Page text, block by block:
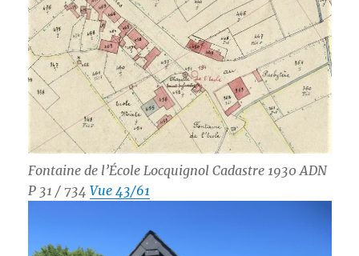
Fontaine de l’École Locquignol Cadastre 1930 ADN
P 31 / 734 Vue 43/61